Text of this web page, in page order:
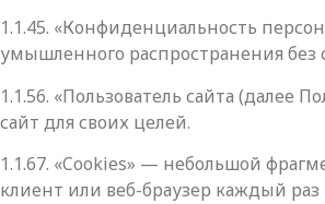
1.1.45. «Конфиденциальность
умышленного распространения без
1.1.56. «Пользователь сайта
сайт для своих целей.
1.1.67. «Cookies» — небольшой
клиент или веб-браузер каждый